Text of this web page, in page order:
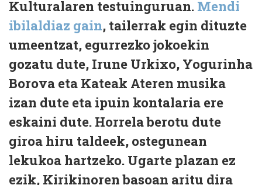
Kulturalaren testuinguruan. Mendi
ibilaldiaz gain, tailerrak egin dituzte
umeentzat, egurrezko jokoekin
gozatu dute, Irune Urkixo, Yogurinha
Borova eta Kateak Ateren musika
izan dute eta ipuin kontalaria ere
eskaini dute. Horrela berotu dute
giroa hiru taldeek, ostegunean
lekukoa hartzeko. Ugarte plazan ez
ezik, Kirikinoren basoan aritu dira